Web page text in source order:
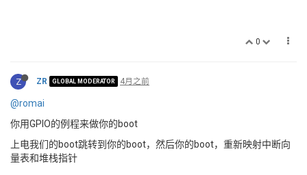
0
Z ZR GLOBAL MODERATOR 4月之前
@romai
你用GPIO的例程来做你的boot
上电我们的boot跳转到你的boot，然后你的boot，重新映射中断向
量表和堆栈指针